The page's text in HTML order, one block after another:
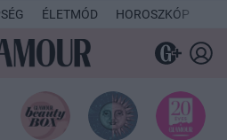
ÉLETMÓD HOROSZKÓP